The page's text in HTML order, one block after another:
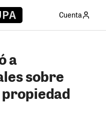
Cuenta
a
sobre